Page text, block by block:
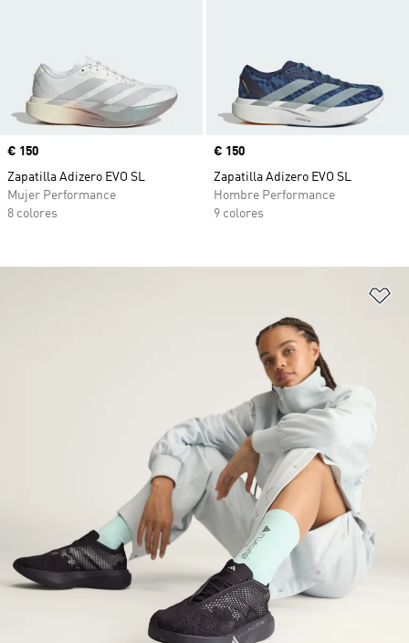
Precio
€ 150
Zapatilla Adizero EVO SL
Mujer Performance
8 colores
Precio
€ 150
Zapatilla Adizero EVO SL
Hombre Performance
9 colores